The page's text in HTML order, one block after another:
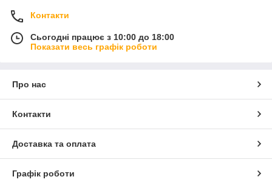
Контакти
Сьогодні працює з 10:00 до 18:00
Показати весь графік роботи
Про нас
Контакти
Доставка та оплата
Графік роботи